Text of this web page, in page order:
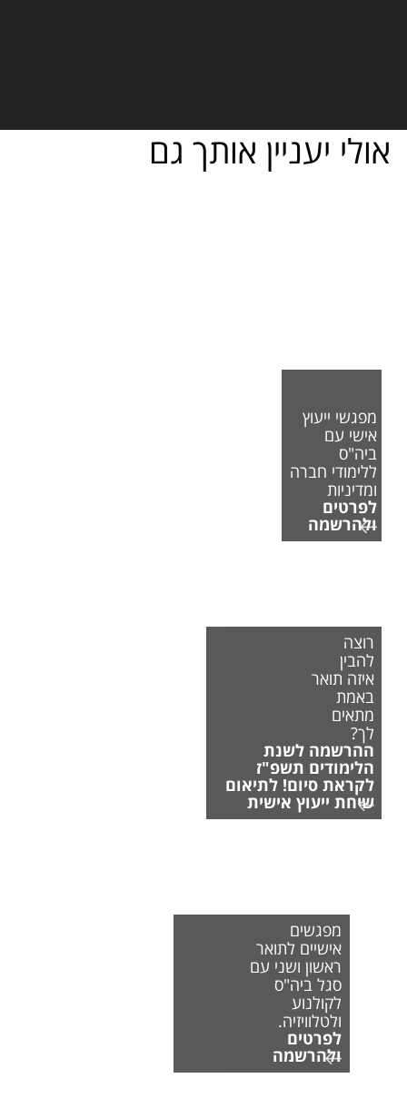
אולי יעניין אותך גם
מפגשי ייעוץ
אישי עם
ביה"ס
ללימודי חברה
ומדיניות
לפרטים
ולהרשמה
רוצה
להבין
איזה תואר
באמת
מתאים
לך?
ההרשמה לשנת
הלימודים תשפ"ז
לקראת סיום! לתיאום
שיחת ייעוץ אישית
מפגשים
אישיים לתואר
ראשון ושני עם
סגל ביה"ס
לקולנוע
ולטלוויזיה.
לפרטים
ולהרשמה